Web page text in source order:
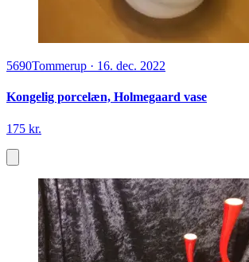
5690Tommerup · 16. dec. 2022
Kongelig porcelæn, Holmegaard vase
175 kr.